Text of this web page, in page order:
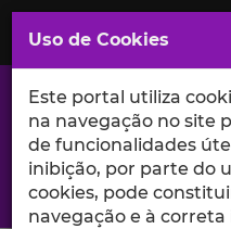
Saltar
para
Conteúdo
Principal
A excelência da
Uso de Cookies
Este portal utiliza
na navegação no site
de funcionalidades
inibição, por parte do
cookies, pode
navegação e à